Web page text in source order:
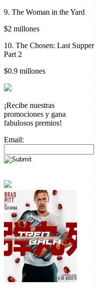
9. The Woman in the Yard
$2 millones
10. The Chosen: Last Supper
Part 2
$0.9 millones
¡Recibe nuestras
promociones y gana
fabulosos premios!
Email: